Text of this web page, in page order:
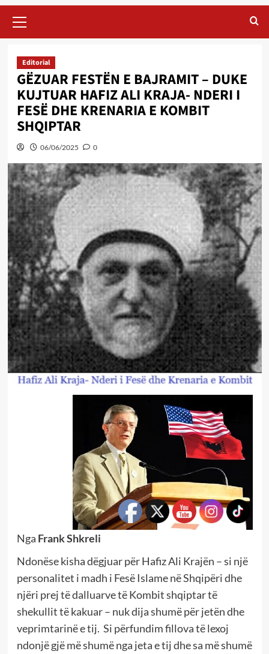
Menu
Editorial
GËZUAR FESTËN E BAJRAMIT – DUKE
KUJTUAR HAFIZ ALI KRAJA- NDERI I
FESË DHE KRENARIA E KOMBIT
SHQIPTAR
06/06/2025 0
Nga Frank Shkreli
Ndonëse kisha dëgjuar për Hafiz Ali Krajën – si një
personalitet i madh i Fesë Islame në Shqipëri dhe
njëri prej të dalluarve të Kombit shqiptar të
shekullit të kakuar – nuk dija shumë për jetën dhe
veprimtarinë e tij. Si përfundim fillova të lexoj
ndonjë gjë më shumë nga jeta e tij dhe sa më shumë